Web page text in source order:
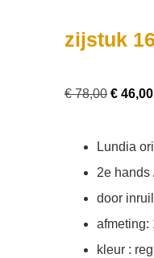
zijstuk
€78,00 € 46,00
Lundia
2e hands
door
afmeting:
kleur :